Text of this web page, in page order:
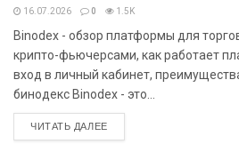
16.07.2026 0 1.5K
Binodex - обзор платформы для
крипто-фьючерсами, как работает
вход в личный кабинет,
бинодекс Binodex - это...
ЧИТАТЬ ДАЛЕЕDETAILS